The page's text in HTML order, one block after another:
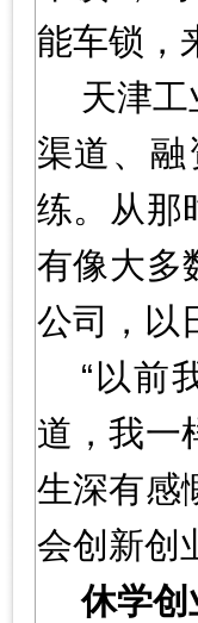
能车锁，
天津
渠道、
练。从那
有像大多
公司，以
“以前
道，我一
生深有感
会创新创
休学创